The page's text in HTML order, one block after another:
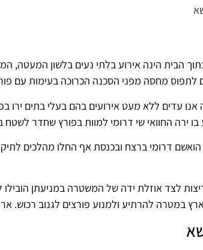
הבית הינה אירוע בלתי נעים בלשון המעטה,
מחסה מפני הסכנה הכרוכה בעימות עם
עדים ללא מעט אירועים בהם בעלי בתים ירו
בו ירה החוואי שי דרומי למוות בפורץ שחדר לשטח
דרומי ברצח ובכנסת אף החלו מהלכים
לצד אוזלת ידה של המשטרה במניעתן
במטרה להרתיע ולמנוע פורצים לגנוב רכוש.